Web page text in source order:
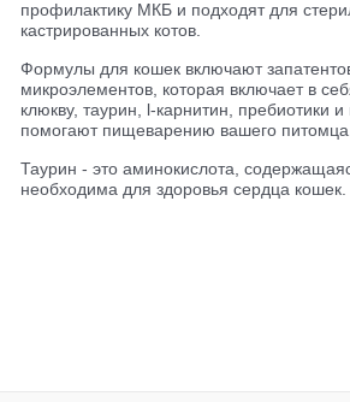
профилактику МКБ и подходят для
кастрированных котов.
Формулы для кошек включают
микроэлементов, которая включает в
клюкву, таурин, l-карнитин, пребиотики
помогают пищеварению вашего
Таурин - это аминокислота,
необходима для здоровья сердца кошек.